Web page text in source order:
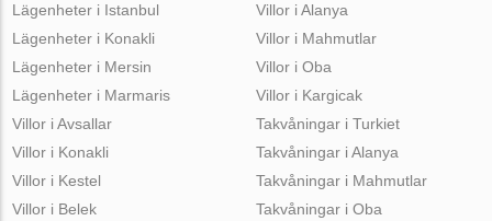
Lägenheter i Istanbul
Lägenheter i Konakli
Lägenheter i Mersin
Lägenheter i Marmaris
Villor i Alanya
Villor i Mahmutlar
Villor i Oba
Villor i Kargicak
Villor i Avsallar
Villor i Konakli
Villor i Kestel
Villor i Belek
Takvåningar i Turkiet
Takvåningar i Alanya
Takvåningar i Mahmutlar
Takvåningar i Oba